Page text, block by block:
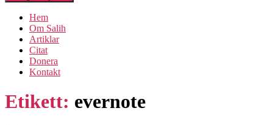
Hem
Om Salih
Artiklar
Citat
Donera
Kontakt
Etikett: evernote